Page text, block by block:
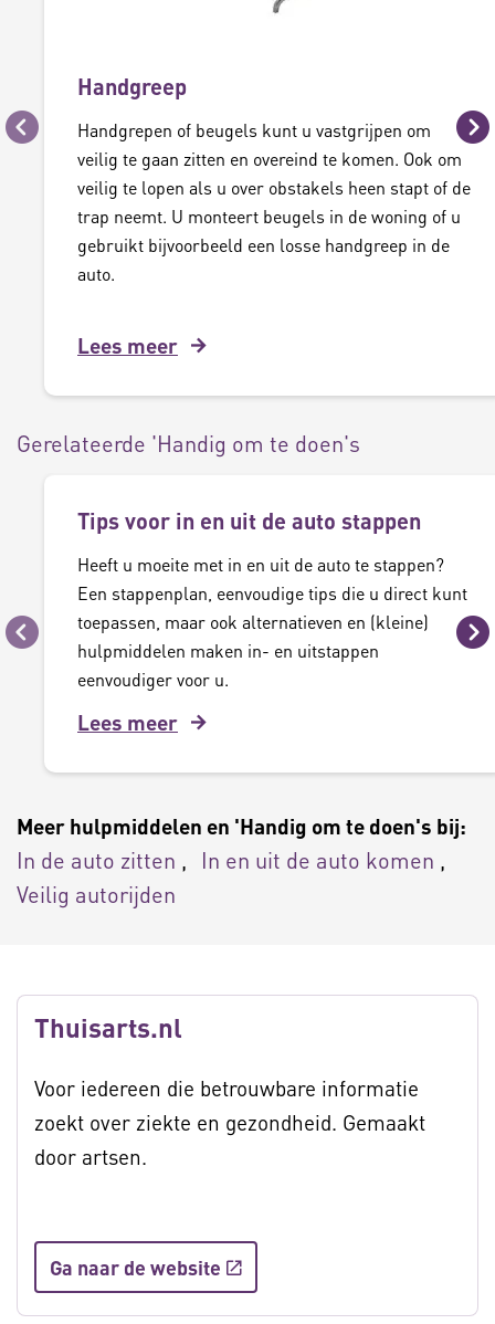
Vorige
Handgreep
Handgrepen of beugels kunt u vastgrijpen om
veilig te gaan zitten en overeind te komen. Ook om
veilig te lopen als u over obstakels heen stapt of de
trap neemt. U monteert beugels in de woning of u
gebruikt bijvoorbeeld een losse handgreep in de
auto.
Lees meer
Gerelateerde 'Handig om te doen's
Vorige
Tips voor in en uit de auto stappen
Heeft u moeite met in en uit de auto te stappen?
Een stappenplan, eenvoudige tips die u direct kunt
toepassen, maar ook alternatieven en (kleine)
hulpmiddelen maken in- en uitstappen
eenvoudiger voor u.
Lees meer
Meer hulpmiddelen en 'Handig om te doen's bij:
In de auto zitten
In en uit de auto komen
Veilig autorijden
Thuisarts.nl
Voor iedereen die betrouwbare informatie
zoekt over ziekte en gezondheid. Gemaakt
door artsen.
Ga naar de website